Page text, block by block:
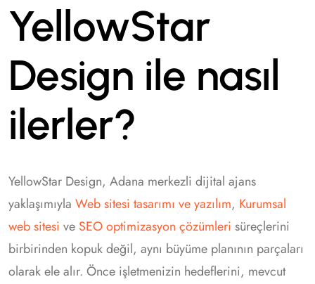
YellowStar
Design ile nasıl
ilerler?
YellowStar Design, Adana merkezli dijital ajans
yaklaşımıyla Web sitesi tasarımı ve yazılım, Kurumsal
web sitesi ve SEO optimizasyon çözümleri süreçlerini
birbirinden kopuk değil, aynı büyüme planının parçaları
olarak ele alır. Önce işletmenizin hedeflerini, mevcut